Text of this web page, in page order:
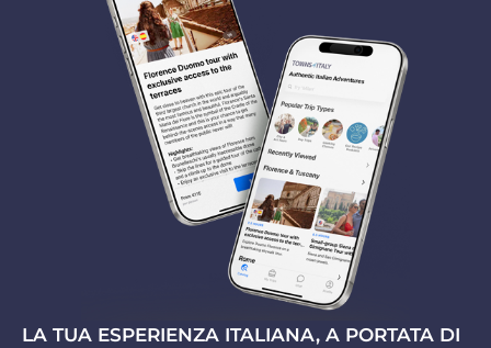
LA TUA ESPERIENZA ITALIANA, A PORTATA DI